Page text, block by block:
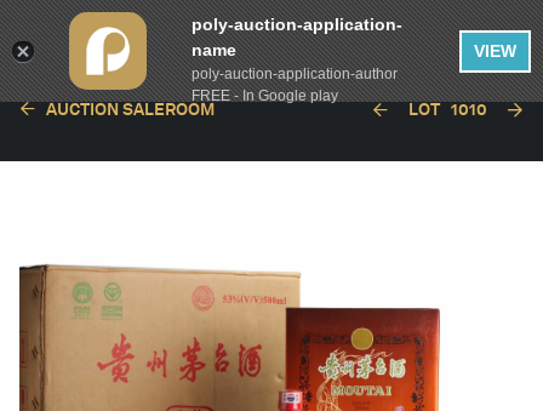
AUCTION SALEROOM LOT 1010
poly-auction-application-
name
poly-auction-application-author
FREE - In Google play
VIEW